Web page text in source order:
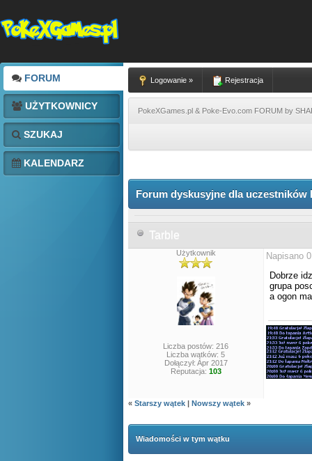
FORUM
UŻYTKOWNICY
SZUKAJ
KALENDARZ
Logowanie » Rejestracja
PokeXGames.pl & Poke-Evo.com FORUM by
Forum dyskusyjne dla uczestników
Tarble
Użytkownik
Liczba postów: 216
Liczba wątków: 5
Dołączył: Apr 2017
Reputacja: 103
Napisano
Dobrze
grupa
a ogon
« Starszy wątek | Nowszy wątek »
Wiadomości w tym wątku